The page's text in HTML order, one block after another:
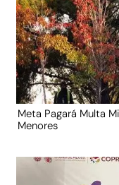
Meta Pagará Multa
Menores